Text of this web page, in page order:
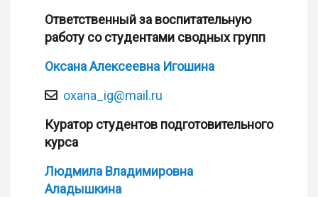
Ответственный за воспитательную
работу со студентами сводных групп
Оксана Алексеевна Игошина
oxana_ig@mail.ru
Куратор студентов подготовительного
курса
Людмила Владимировна
Аладышкина